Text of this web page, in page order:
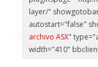
layer/"
autostart="false"
archivo ASX"
width="410"